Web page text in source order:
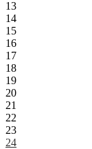
13
14
15
16
17
18
19
20
21
22
23
24